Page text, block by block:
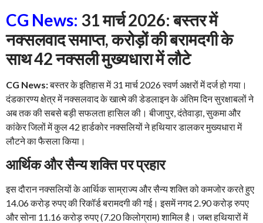
CG News: 31 मार्च 2026: बस्तर में
नक्सलवाद समाप्त, करोड़ों की बरामदगी के
साथ 42 नक्सली मुख्यधारा में लौटे
CG News:बस्तर के इतिहास में 31 मार्च 2026 स्वर्ण अक्षरों में दर्ज हो गया।
दंडकारण्य क्षेत्र में नक्सलवाद के खात्मे की डेडलाइन के अंतिम दिन सुरक्षाबलों ने
अब तक की सबसे बड़ी सफलता हासिल की। बीजापुर, दंतेवाड़ा, सुकमा और
कांकेर जिलों में कुल 42 हार्डकोर नक्सलियों ने हथियार डालकर मुख्यधारा में
लौटने का फैसला किया।
आर्थिक और सैन्य शक्ति पर प्रहार
इस दौरान नक्सलियों के आर्थिक साम्राज्य और सैन्य शक्ति को कमजोर करते हुए
14.06 करोड़ रुपए की रिकॉर्ड बरामदगी की गई। इसमें नगद 2.90 करोड़ रुपए
और सोना 11.16 करोड़ रुपए (7.20 किलोग्राम) शामिल है। जब्त हथियारों में